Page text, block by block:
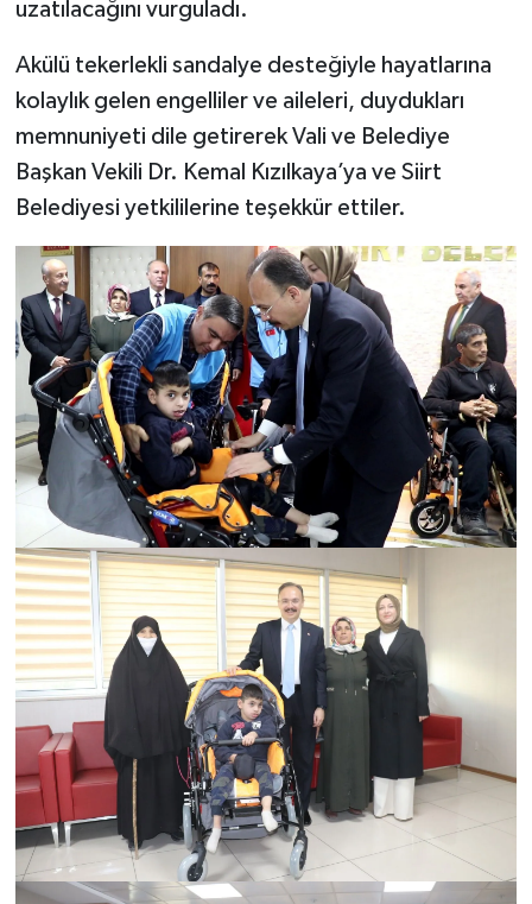
uzatılacağını vurguladı.
Akülü tekerlekli sandalye desteğiyle hayatlarına
kolaylık gelen engelliler ve aileleri, duydukları
memnuniyeti dile getirerek Vali ve Belediye
Başkan Vekili Dr. Kemal Kızılkaya’ya ve Siirt
Belediyesi yetkililerine teşekkür ettiler.